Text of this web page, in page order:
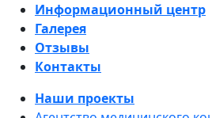
Информационный центр
Галерея
Отзывы
Контакты
Наши проекты